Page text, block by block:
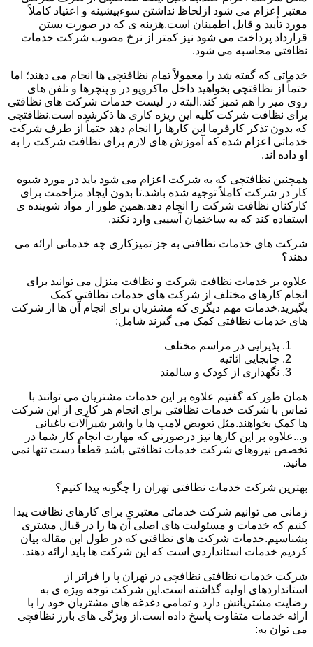
معتبر اعزام می شود ازلحاظ نداشتن سوءپیشینه و اعتیاد کاملاً
مورد تأیید و قابل اطمینان است.هزینه ی که در صورت بستن
قرارداد پرداخت می شود نیز کمتر از نرخ مصوب شرکت خدمات
نظافتی محاسبه می شود.
خدماتی که گفته شد را معمولاً تمام نظافتچی ها انجام می دهند؛ اما
حتماً از نظافتچی بخواهید داخل ماکرویو در و پنچرها و تلفن های
روی میز را هم تمیز کند.البته در لیست خدمات شرکت های نظافتی
برای نظافت شرکت کلیه این ریزه کاری ها ذکرشده است.نظافتچی
که بدون تذکر کارفرما این کارها را انجام دهد حتماً از طرف شرکت
خدماتی اعزام شده که آموزش های لازم برای نظافت شرکت را به
او داده اند.
همچنین نظافتچی که به شرکت اعزام می شود باید در مورد شیوه
کار در شرکت کاملاً توجیه شده باشد.تا بدون ایجاد مزاحمت برای
کارکنان نظافت شرکت را انجام دهد.همین طور از مواد شوینده ی
استفاده کند که به ساختمان آسیبی وارد نکند.
شرکت های خدمات نظافتی به جز تمیزکاری چه خدماتی ارائه می
دهند؟
علاوه بر خدمات نظافت شرکت و نظافت منزل می توانید برای
انجام کارهای مختلف از شرکت های خدمات نظافتی کمک
بگیرید.خدمات مهم دیگری که مشتریان برای انجام آن ها از شرکت
های خدمات نظافتی کمک می گیرند شامل:
پذیرایی در مراسم مختلف
جابجایی اثاثیه
نگهداری از کودک و سالمند
همان طور که گفتیم علاوه بر این خدمات مشتریان می توانند با
تماس با شرکت خدمات نظافتی برای انجام هر کاری از این شرکت
ها کمک بخواهند.مثل تعویض لامپ ها یا واشر شیرآلات باغبانی
و...علاوه بر این کارها نیز درصورتی که مهارت انجام کار شما در
تخصص نیروهای شرکت خدمات نظافتی باشد قطعاً دست تنها نمی
مانید.
بهترین شرکت خدمات نظافتی تهران را چگونه پیدا کنیم؟
زمانی می توانیم شرکت خدماتی معتبری برای کارهای نظافت پیدا
کنیم که خدمات و مسئولیت های اصلی آن ها را در قبال مشتری
بشناسیم.خدمات شرکت های نظافتی که در طول این مقاله بیان
کردیم خدمات استانداردی است که این شرکت ها باید ارائه دهند.
شرکت خدمات نظافتی نظافچی در تهران پا را فراتر از
استانداردهای اولیه گذاشته است.این شرکت توجه ویژه ی به
رضایت مشتریانش دارد و تمامی دغدغه های مشتریان خود را با
ارائه خدمات متفاوت پاسخ داده است.از ویژگی های بارز نظافچی
می توان به: